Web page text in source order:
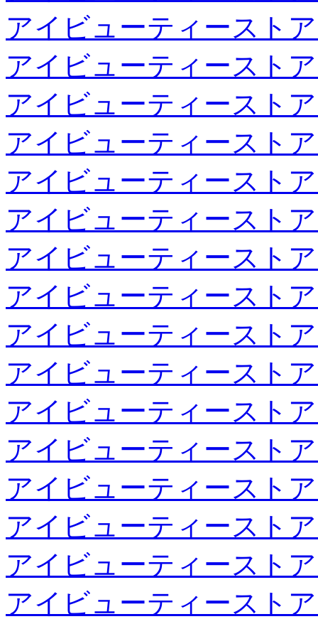
アイビューティースト
アイビューティースト
アイビューティースト
アイビューティースト
アイビューティースト
アイビューティースト
アイビューティースト
アイビューティースト
アイビューティースト
アイビューティースト
アイビューティースト
アイビューティースト
アイビューティースト
アイビューティースト
アイビューティースト
アイビューティースト